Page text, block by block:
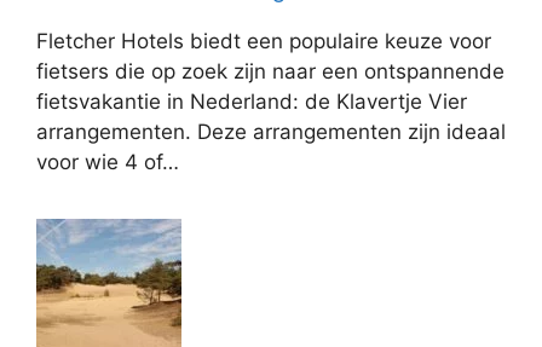
Fletcher Hotels biedt een populaire keuze voor
fietsers die op zoek zijn naar een ontspannende
fietsvakantie in Nederland: de Klavertje Vier
arrangementen. Deze arrangementen zijn ideaal
voor wie 4 of…